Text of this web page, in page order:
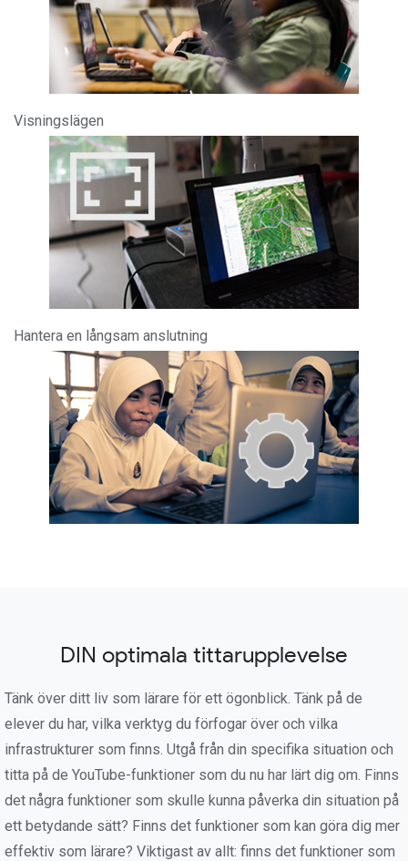
Visningslägen
Hantera en långsam anslutning
DIN optimala tittarupplevelse
Tänk över ditt liv som lärare för ett ögonblick. Tänk på de
elever du har, vilka verktyg du förfogar över och vilka
infrastrukturer som finns. Utgå från din specifika situation och
titta på de YouTube-funktioner som du nu har lärt dig om. Finns
det några funktioner som skulle kunna påverka din situation på
ett betydande sätt? Finns det funktioner som kan göra dig mer
effektiv som lärare? Viktigast av allt: finns det funktioner som